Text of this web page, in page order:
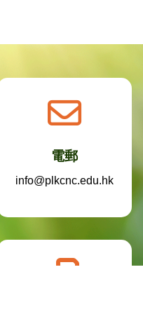
電郵
info@plkcnc.edu.hk